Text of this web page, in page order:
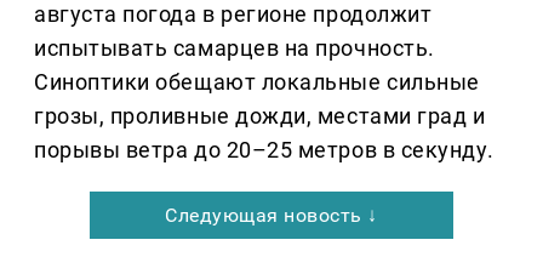
августа погода в регионе продолжит
испытывать самарцев на прочность.
Синоптики обещают локальные сильные
грозы, проливные дожди, местами град и
порывы ветра до 20–25 метров в секунду.
Следующая новость ↓